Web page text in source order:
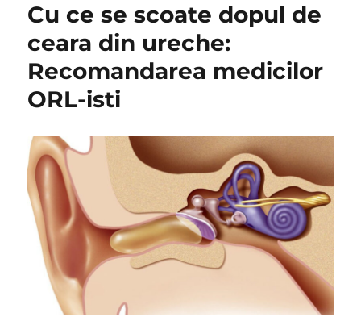
Cu ce se scoate dopul de
ceara din ureche:
Recomandarea medicilor
ORL-isti